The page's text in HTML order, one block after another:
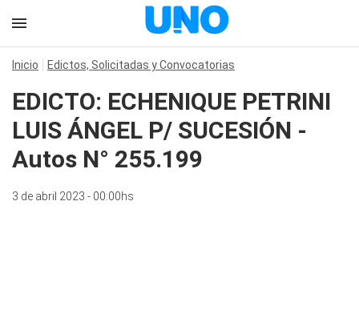
Inicio Edictos, Solicitadas y Convocatorias
EDICTO: ECHENIQUE PETRINI
LUIS ÁNGEL P/ SUCESIÓN -
Autos N° 255.199
3 de abril 2023 - 00:00hs